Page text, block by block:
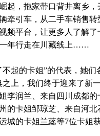
起，拖家带口背井离乡
牵引车，从二手车销售转
频平台，让更多人了解
年行走在川藏线上……
不起的卡姐”的代表，她
之上，我们终于迎来了新
李润兰、来自四川成都
的卡姐邹琼芝、来自河
城的卡姐兰蕊等7位卡姐